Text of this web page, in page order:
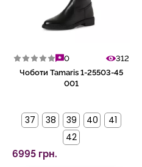
0
312
Чоботи Tamaris 1-25503-45
001
37 38 39 40
41
42
6995 грн.